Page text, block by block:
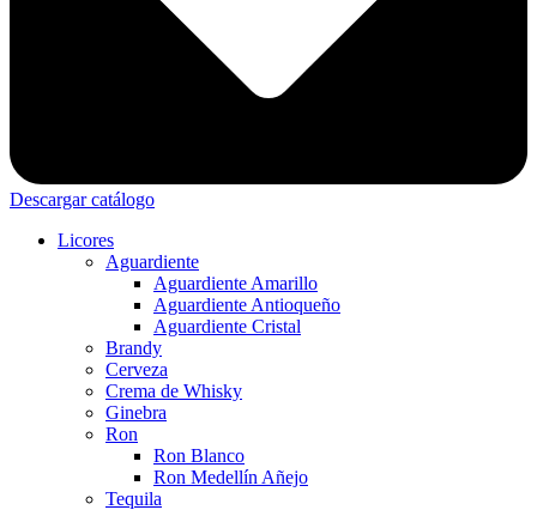
Descargar catálogo
Licores
Aguardiente
Aguardiente Amarillo
Aguardiente Antioqueño
Aguardiente Cristal
Brandy
Cerveza
Crema de Whisky
Ginebra
Ron
Ron Blanco
Ron Medellín Añejo
Tequila